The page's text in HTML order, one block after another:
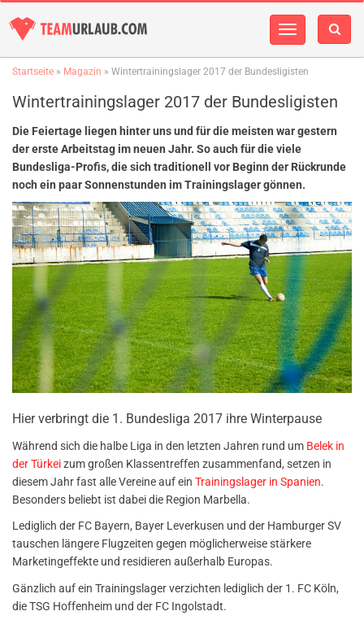
Navigation
Startseite » Magazin » Wintertrainingslager 2017 der Bundesligisten
Wintertrainingslager 2017 der Bundesligisten
Die Feiertage liegen hinter uns und für die meisten war gestern
der erste Arbeitstag im neuen Jahr. So auch für die viele
Bundesliga-Profis, die sich traditionell vor Beginn der Rückrunde
noch ein paar Sonnenstunden im Trainingslager gönnen.
Hier verbringt die 1. Bundesliga 2017 ihre Winterpause
Während sich die halbe Liga in den letzten Jahren rund um Belek in
der Türkeizum großen Klassentreffen zusammenfand, setzen in
diesem Jahr fast alle Vereine auf ein Trainingslager in Spanien.
Besonders beliebt ist dabei die Region Marbella.
Lediglich der FC Bayern, Bayer Leverkusen und der Hamburger SV
tauschen längere Flugzeiten gegen möglicherweise stärkere
Marketingeffekte und residieren außerhalb Europas.
Gänzlich auf ein Trainingslager verzichten lediglich der 1. FC Köln,
die TSG Hoffenheim und der FC Ingolstadt.